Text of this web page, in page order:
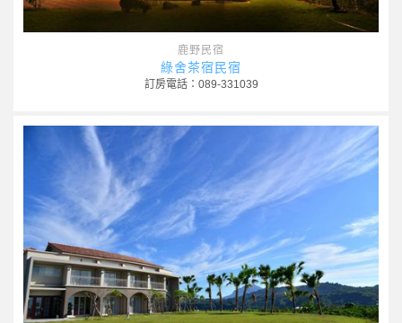
鹿野民宿
綠舍茶宿民宿
訂房電話：089-331039